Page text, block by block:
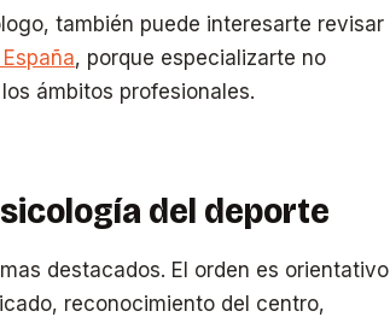
también puede interesarte revisar
, porque especializarte no
ámbitos profesionales.
del deporte
destacados. El orden es orientativo
reconocimiento del centro,